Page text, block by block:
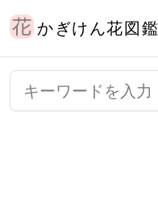
かぎけん花図鑑